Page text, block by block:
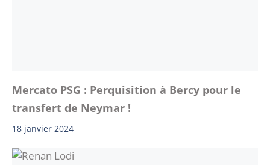
Mercato PSG : Perquisition à Bercy pour le
transfert de Neymar !
18 janvier 2024